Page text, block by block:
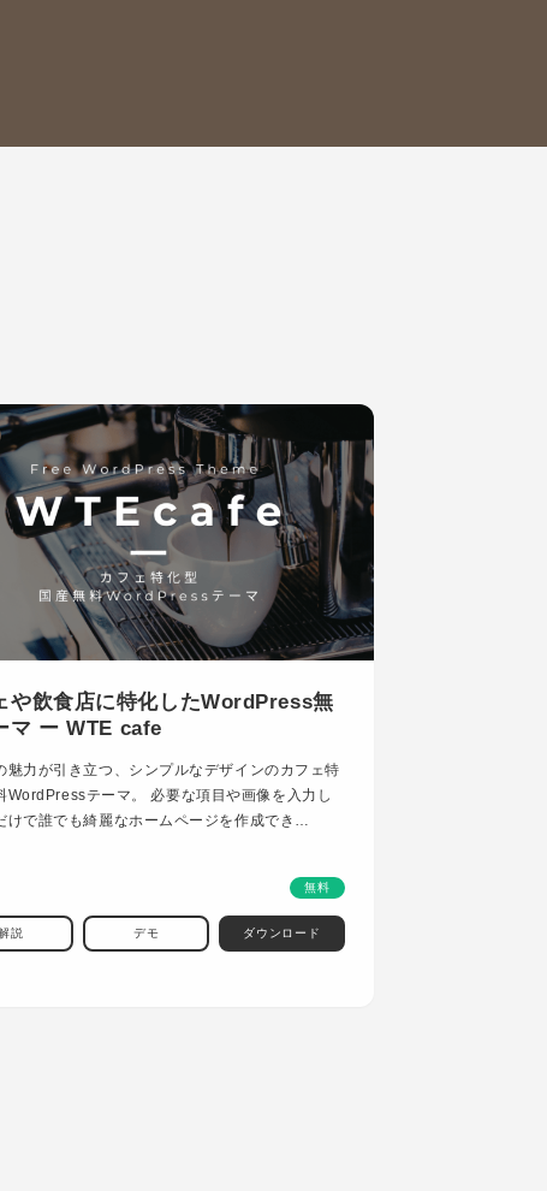
や飲食店に特化したWordPress無
マ ー WTE cafe
魅力が引き立つ、シンプルなデザインのカフェ特
WordPressテーマ。 必要な項目や画像を入力し
けで誰でも綺麗なホームページを作成でき…
無料
説 デモ ダウンロード